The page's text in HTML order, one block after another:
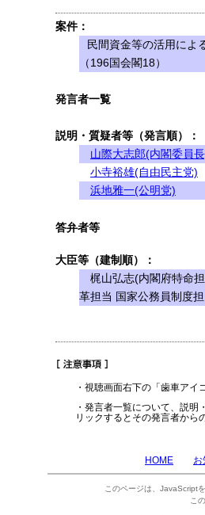
案件：
民間資金等の活用によ
（196国会閣18）
発言者一覧
説明・質疑者等（発言順）：
山際大志郎(内閣委員
小寺裕雄(自由民主党)
浜地雅一(公明党)
答弁者等
大臣等（建制順）：
梶山弘志(内閣府特命
革担当 国家公務員制度
・視聴画面右下の「歯車ア
・発言者一覧について、説
リックするとその発言者から
HOME お
このページは、JavaScript
こ